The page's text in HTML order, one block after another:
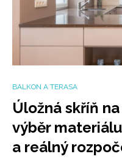
BALKON A TERASA
Úložná skříň
výběr
a reálný